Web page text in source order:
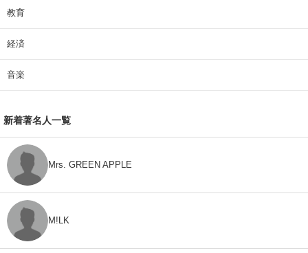
教育
経済
音楽
新着著名人一覧
Mrs. GREEN APPLE
M!LK